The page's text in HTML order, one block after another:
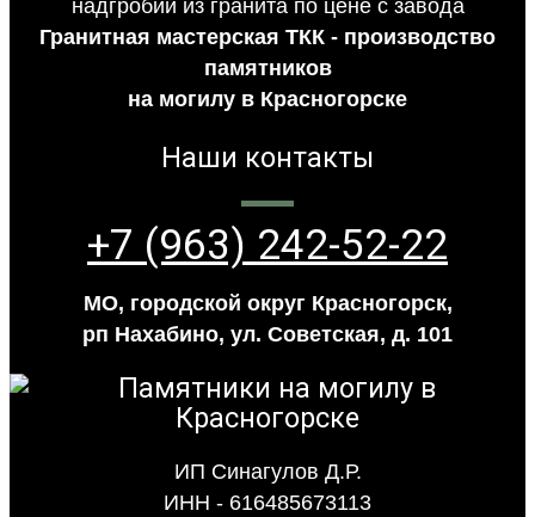
Гранитная мастерская ТКК - производство
памятников
на могилу в Красногорске
Наши контакты
+7 (963) 242-52-22
МО, городской округ Красногорск,
рп Нахабино, ул. Советская, д. 101
ИП Синагулов Д.Р.
ИНН - 616485673113